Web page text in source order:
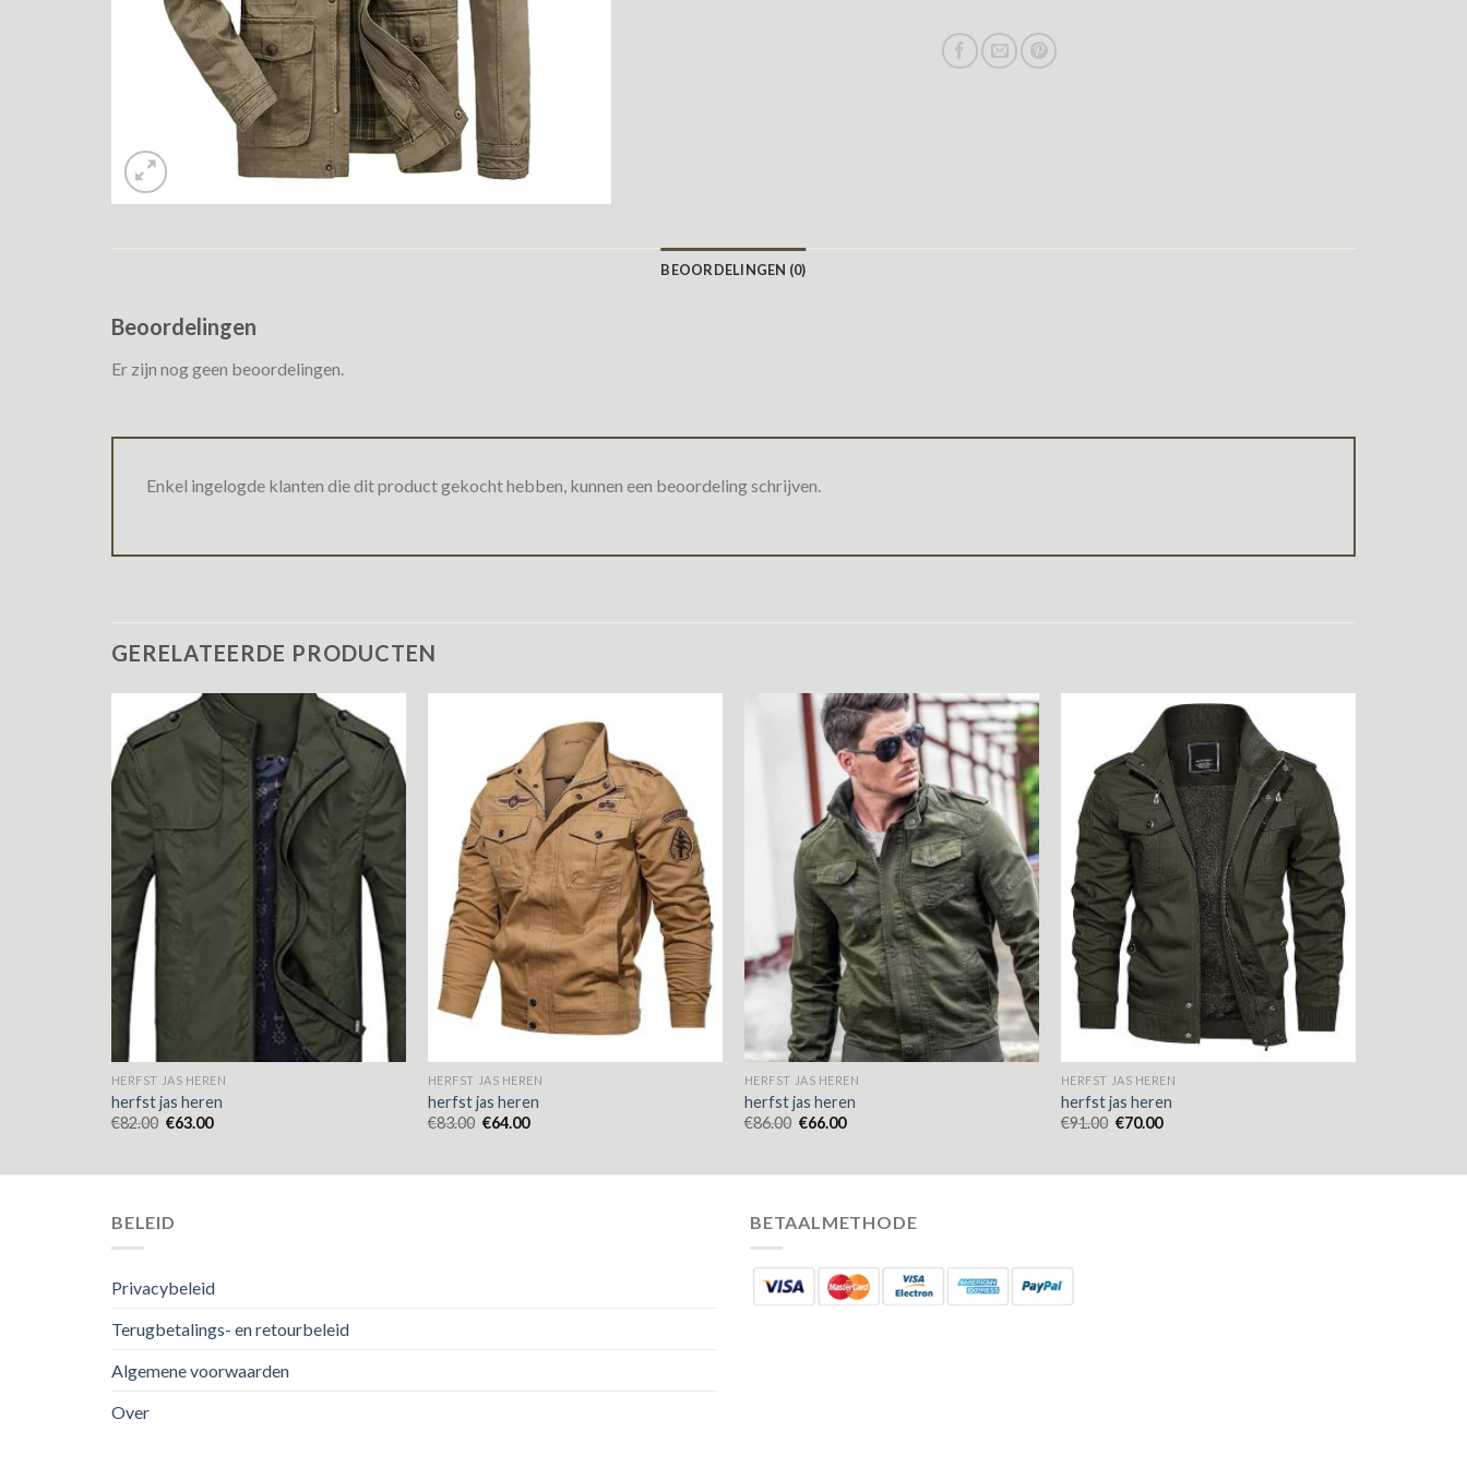
BEOORDELINGEN (0)
Beoordelingen
Er zijn nog geen beoordelingen.
Enkel ingelogde klanten die dit product gekocht hebben, kunnen een beoordeling schrijven.
GERELATEERDE PRODUCTEN
HERFST JAS HEREN
herfst jas heren
€82.00 €63.00
HERFST JAS HEREN
herfst jas heren
€83.00 €64.00
HERFST JAS HEREN
herfst jas heren
€86.00 €66.00
HERFST JAS HEREN
herfst jas heren
€91.00 €70.00
BELEID
Privacybeleid
Terugbetalings- en retourbeleid
Algemene voorwaarden
Over
BETAALMETHODE